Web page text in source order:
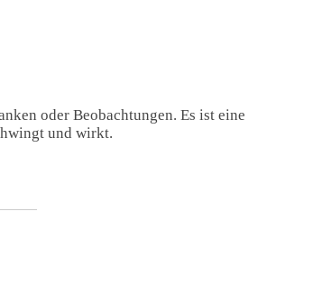
oder Beobachtungen. Es ist eine
und wirkt.